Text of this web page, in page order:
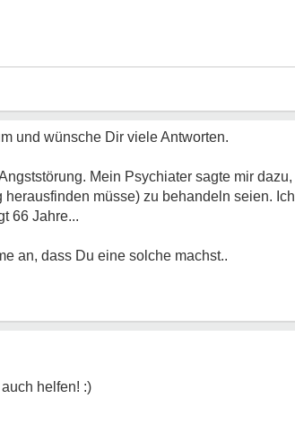
und wünsche Dir viele Antworten.
Mein Psychiater sagte mir
müsse) zu behandeln seien.
66 Jahre...
an, dass Du eine solche machst..